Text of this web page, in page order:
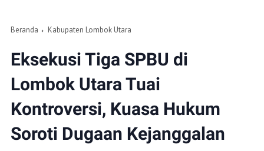
Beranda Kabupaten Lombok Utara
Eksekusi Tiga SPBU di
Lombok Utara Tuai
Kontroversi, Kuasa Hukum
Soroti Dugaan Kejanggalan